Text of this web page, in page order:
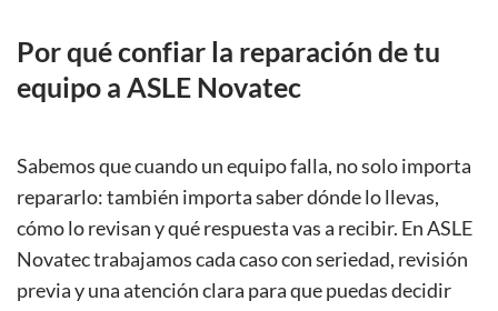
Por qué confiar la reparación de tu
equipo a ASLE Novatec
Sabemos que cuando un equipo falla, no solo importa
repararlo: también importa saber dónde lo llevas,
cómo lo revisan y qué respuesta vas a recibir. En ASLE
Novatec trabajamos cada caso con seriedad, revisión
previa y una atención clara para que puedas decidir